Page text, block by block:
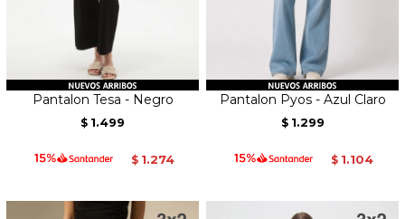
Pantalon Tesa - Negro
$ 1.499
$ 1.274
Pantalon Pyos - Azul Claro
$ 1.299
$ 1.104